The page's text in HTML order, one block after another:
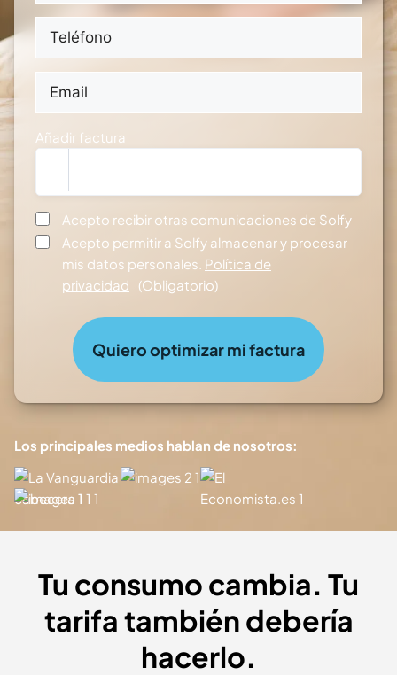
Apellidos
Teléfono
Añadir factura
Consentimiento
Acepto recibir otras comunicaciones de Solfy
Consentimiento (Obligatorio)
Acepto permitir a Solfy almacenar y procesar
mis datos personales. Política de
privacidad
(Obligatorio)
Los principales medios hablan de nosotros:
Tu consumo cambia. Tu
tarifa también debería
hacerlo.